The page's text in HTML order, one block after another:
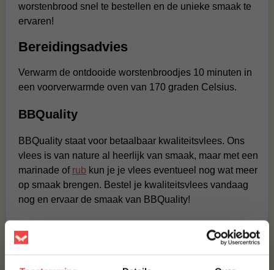
worstenbrood snel te bestellen en de unieke smaak te
ervaren!
Bereidingsadvies
Verwarm de ontdooide worstenbroodjes 10 minuten in
een voorverwarmde oven van 170 graden Celsius.
BBQuality
BBQuality staat voor betaalbaar kwaliteitsvlees. Ons
vlees is van nature al heerlijk van smaak, maar met een
marinade of rub kun je je vlees eventueel nog wat meer
op smaak brengen. Bestel je kwaliteitsvlees vandaag
nog en ervaar de smaak van BBQuality!
Voor vragen of voor extra informatie kun je kijken bij de